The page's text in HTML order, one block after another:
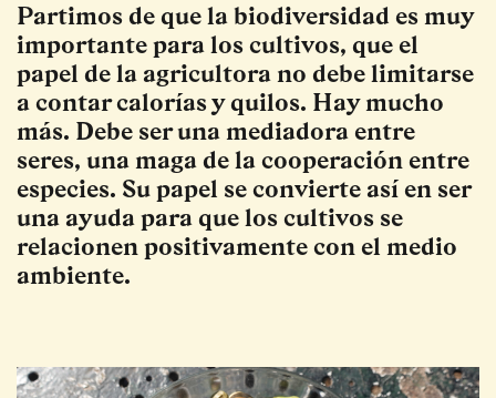
Partimos de que la biodiversidad es muy
importante para los cultivos, que el
papel de la agricultora no debe limitarse
a contar calorías y quilos. Hay mucho
más. Debe ser una mediadora entre
seres, una maga de la cooperación entre
especies. Su papel se convierte así en ser
una ayuda para que los cultivos se
relacionen positivamente con el medio
ambiente.